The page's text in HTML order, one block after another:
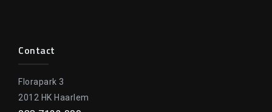
Contact
Florapark 3
2012 HK Haarlem